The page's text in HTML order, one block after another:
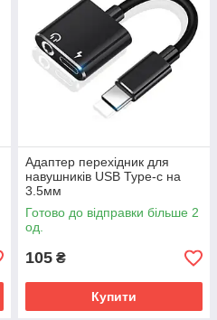
Адаптер перехідник для
навушників USB Type-c на
3.5мм
Готово до відправки більше 2
од.
105 ₴
Купити